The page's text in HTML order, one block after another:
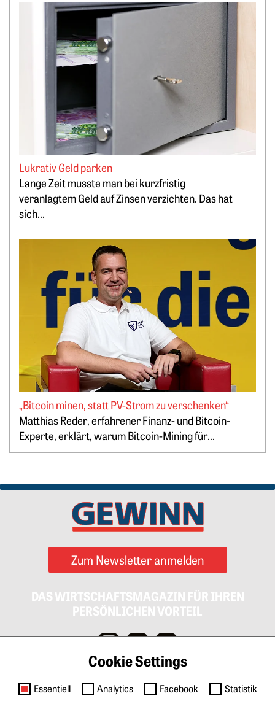
Springe zum Ende des Werbebanners
Lukrativ Geld parken
Lange Zeit musste man bei kurzfristig
veranlagtem Geld auf Zinsen verzichten. Das hat
sich...
Weiterlesen: Lukrativ Geld parken
„Bitcoin minen, statt PV-Strom zu verschenken“
Matthias Reder, erfahrener Finanz- und Bitcoin-
Experte, erklärt, warum Bitcoin-Mining für...
Weiterlesen: „Bitcoin minen, statt PV-Strom zu
Zum Newsletter anmelden
DAS WIRTSCHAFTSMAGAZIN FÜR IHREN
PERSÖNLICHEN VORTEIL
Impressum Datenschutz
Cookies
Kontakt
Cookie Settings
Essentiell Analytics Facebook
Statistik